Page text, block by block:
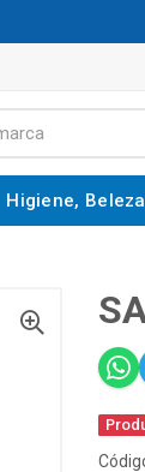
Higiene,